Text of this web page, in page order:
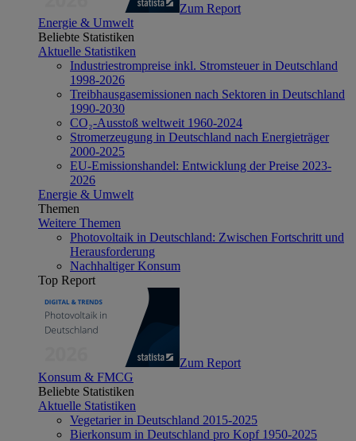
Zum Report
Energie & Umwelt
Beliebte Statistiken
Aktuelle Statistiken
Industriestrompreise inkl. Stromsteuer in Deutschland
1998-2026
Treibhausgasemissionen nach Sektoren in Deutschland
1990-2030
CO₂-Ausstoß weltweit 1960-2024
Stromerzeugung in Deutschland nach Energieträger
2000-2025
EU-Emissionshandel: Entwicklung der Preise 2023-
2026
Energie & Umwelt
Themen
Weitere Themen
Photovoltaik in Deutschland: Zwischen Fortschritt und
Herausforderung
Nachhaltiger Konsum
Top Report
Zum Report
Konsum & FMCG
Beliebte Statistiken
Aktuelle Statistiken
Vegetarier in Deutschland 2015-2025
Bierkonsum in Deutschland pro Kopf 1950-2025